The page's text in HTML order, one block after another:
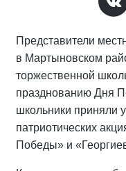
Представители
в Мартыновском
торжественной
празднованию Дня
школьники приняли
патриотических
Победы» и